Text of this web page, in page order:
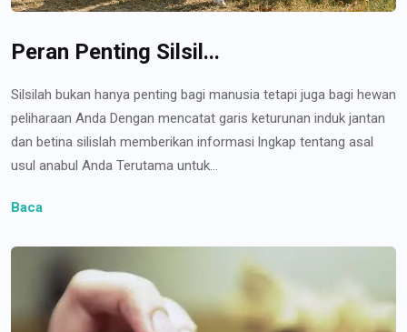
Peran Penting Silsil...
Silsilah bukan hanya penting bagi manusia tetapi juga bagi hewan
peliharaan Anda Dengan mencatat garis keturunan induk jantan
dan betina silislah memberikan informasi lngkap tentang asal
usul anabul Anda Terutama untuk...
Baca